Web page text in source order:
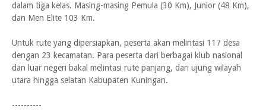
dalam tiga kelas. Masing-masing Pemula (30 Km), Junior (48 Km),
dan Men Elite 103 Km.
Untuk rute yang dipersiapkan, peserta akan melintasi 117 desa
dengan 23 kecamatan. Para peserta dari berbagai klub nasional
dan luar negeri bakal melintasi rute panjang, dari ujung wilayah
utara hingga selatan Kabupaten Kuningan.
----------